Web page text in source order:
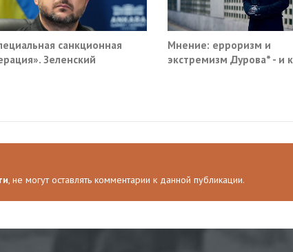
санкционная
Зеленский
Мнение: ерроризм и
экстремизм Дурова* - и
, не могут оставлять комментарии к данной публикации.